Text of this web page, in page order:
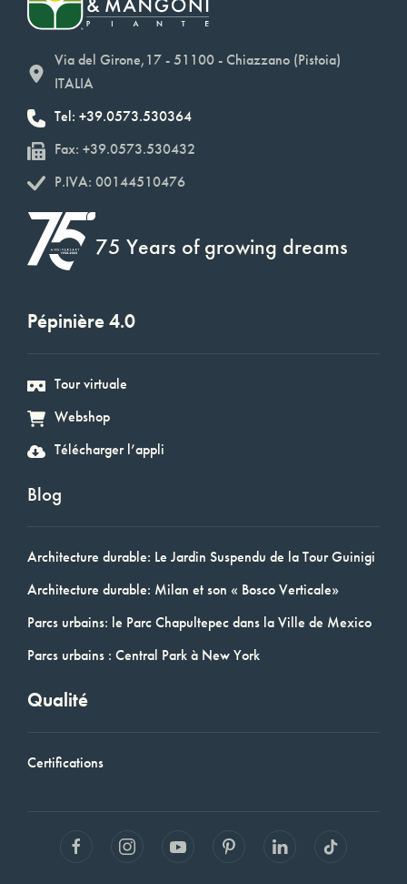
Via del Girone,17 - 51100 - Chiazzano (Pistoia)
ITALIA
Tel: +39.0573.530364
Fax: +39.0573.530432
P.IVA: 00144510476
75 Years of growing dreams
Pépinière 4.0
Tour virtuale
Webshop
Télécharger l’appli
Blog
Architecture durable: Le Jardin Suspendu de la Tour Guinigi
Architecture durable: Milan et son « Bosco Verticale»
Parcs urbains: le Parc Chapultepec dans la Ville de Mexico
Parcs urbains : Central Park à New York
Qualité
Certifications